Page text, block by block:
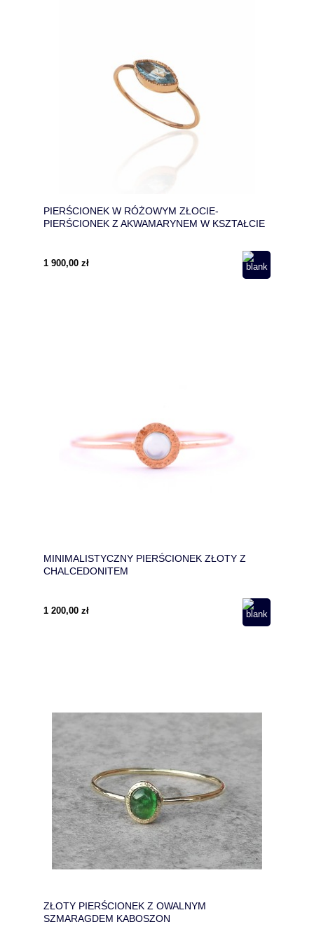
PIERŚCIONEK W RÓŻOWYM ZŁOCIE-
PIERŚCIONEK Z AKWAMARYNEM W KSZTAŁCIE
1 900,00 zł
MINIMALISTYCZNY PIERŚCIONEK ZŁOTY Z
CHALCEDONITEM
1 200,00 zł
ZŁOTY PIERŚCIONEK Z OWALNYM
SZMARAGDEM KABOSZON